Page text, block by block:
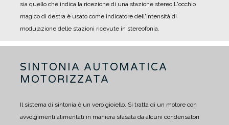
sia quello che indica la ricezione di una stazione stereo.L'occhio
magico di destra è usato come indicatore dell'intensità di
modulazione delle stazioni ricevute in stereofonia.
SINTONIA AUTOMATICA
MOTORIZZATA
Il sistema di sintonia è un vero gioiello. Si tratta di un motore con
avvolgimenti alimentati in maniera sfasata da alcuni condensatori